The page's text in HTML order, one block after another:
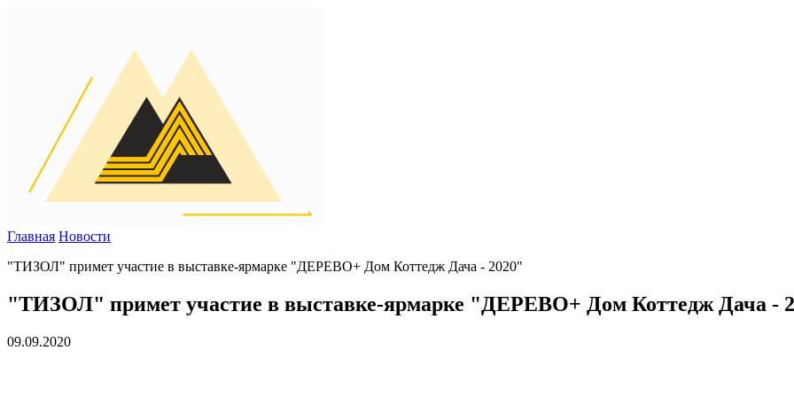
Главная Новости
"ТИЗОЛ" примет участие в выставке-ярмарке "ДЕРЕВО+ Дом Коттедж Дача - 2020"
"ТИЗОЛ" примет участие в выставке-ярмарке "ДЕРЕВО+ Дом Коттедж Дача -
09.09.2020